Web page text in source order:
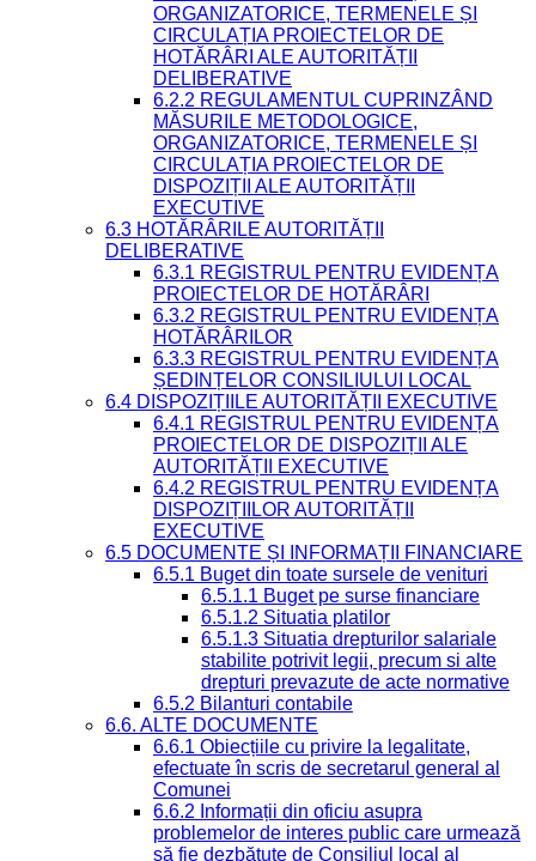
ORGANIZATORICE, TERMENELE ȘI
CIRCULAȚIA PROIECTELOR DE
HOTĂRÂRI ALE AUTORITĂȚII
DELIBERATIVE
6.2.2 REGULAMENTUL CUPRINZÂND
MĂSURILE METODOLOGICE,
ORGANIZATORICE, TERMENELE ȘI
CIRCULAȚIA PROIECTELOR DE
DISPOZIȚII ALE AUTORITĂȚII
EXECUTIVE
6.3 HOTĂRÂRILE AUTORITĂȚII
DELIBERATIVE
6.3.1 REGISTRUL PENTRU EVIDENȚA
PROIECTELOR DE HOTĂRÂRI
6.3.2 REGISTRUL PENTRU EVIDENȚA
HOTĂRÂRILOR
6.3.3 REGISTRUL PENTRU EVIDENȚA
ȘEDINȚELOR CONSILIULUI LOCAL
6.4 DISPOZIȚIILE AUTORITĂȚII EXECUTIVE
6.4.1 REGISTRUL PENTRU EVIDENȚA
PROIECTELOR DE DISPOZIȚII ALE
AUTORITĂȚII EXECUTIVE
6.4.2 REGISTRUL PENTRU EVIDENȚA
DISPOZIȚIILOR AUTORITĂȚII
EXECUTIVE
6.5 DOCUMENTE ȘI INFORMAȚII FINANCIARE
6.5.1 Buget din toate sursele de venituri
6.5.1.1 Buget pe surse financiare
6.5.1.2 Situatia platilor
6.5.1.3 Situatia drepturilor salariale
stabilite potrivit legii, precum si alte
drepturi prevazute de acte normative
6.5.2 Bilanturi contabile
6.6. ALTE DOCUMENTE
6.6.1 Obiecțiile cu privire la legalitate,
efectuate în scris de secretarul general al
Comunei
6.6.2 Informații din oficiu asupra
problemelor de interes public care urmează
să fie dezbătute de Consiliul local al